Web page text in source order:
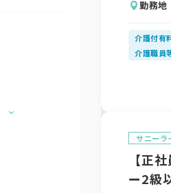
勤務地
介護付有
介護職員
サニーラ
【正
ー2級